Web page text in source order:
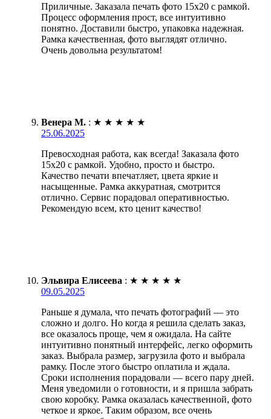
Приличные. Заказала печать фото 15х20 с рамкой.
Процесс оформления прост, все интуитивно
понятно. Доставили быстро, упаковка надежная.
Рамка качественная, фото выглядят отлично.
Очень довольна результатом!
Венера М. : ★ ★ ★ ★ ★
25.06.2025
Превосходная работа, как всегда! Заказала фото
15х20 с рамкой. Удобно, просто и быстро.
Качество печати впечатляет, цвета яркие и
насыщенные. Рамка аккуратная, смотрится
отлично. Сервис порадовал оперативностью.
Рекомендую всем, кто ценит качество!
Эльвира Елисеева : ★ ★ ★ ★ ★
09.05.2025
Раньше я думала, что печать фотографий — это
сложно и долго. Но когда я решила сделать заказ,
все оказалось проще, чем я ожидала. На сайте
интуитивно понятный интерфейс, легко оформить
заказ. Выбрала размер, загрузила фото и выбрала
рамку. После этого быстро оплатила и ждала.
Сроки исполнения порадовали — всего пару дней.
Меня уведомили о готовности, и я пришла забрать
свою коробку. Рамка оказалась качественной, фото
четкое и яркое. Таким образом, все очень